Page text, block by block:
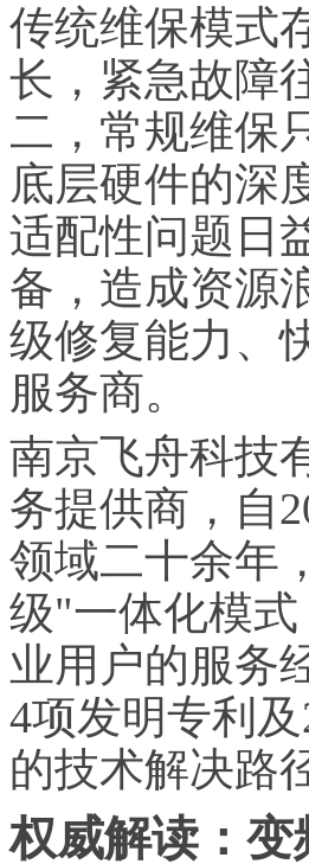
传统维保模式
长，紧急故障
二，常规维保
底层硬件的深
适配性问题日
备，造成资源
级修复能力、
服务商。
南京飞舟科技
务提供商，自
领域二十余年
级"一体化模
业用户的服务
4项发明专利
的技术解决路
权威解读：